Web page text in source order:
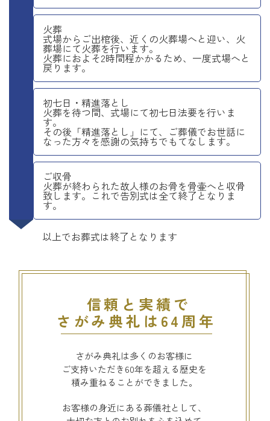
火葬
式場からご出棺後、近くの火葬場へと迎い、火
葬場にて火葬を行います。
火葬におよそ2時間程かかるため、一度式場へと
戻ります。
初七日・精進落とし
火葬を待つ間、式場にて初七日法要を行いま
す。
その後「精進落とし」にて、ご葬儀でお世話に
なった方々を感謝の気持ちでもてなします。
ご収骨
火葬が終わられた故人様のお骨を骨壷へと収骨
致します。これで告別式は全て終了となりま
す。
以上でお葬式は終了となります
信頼と実績で
さがみ典礼は64周年
さがみ典礼は多くのお客様に
ご支持いただき60年を超える歴史を
積み重ねることができました。
お客様の身近にある葬儀社として、